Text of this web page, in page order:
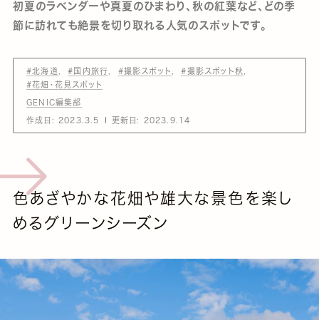
初夏のラベンダーや真夏のひまわり、秋の紅葉など、どの季
節に訪れても絶景を切り取れる人気のスポットです。
#北海道 #国内旅行 #撮影スポット
#撮影スポット秋
#花畑・花見スポット
GENIC編集部
作成日: 2023.3.5 更新日: 2023.9.14
色あざやかな花畑や雄大な景色を楽し
めるグリーンシーズン